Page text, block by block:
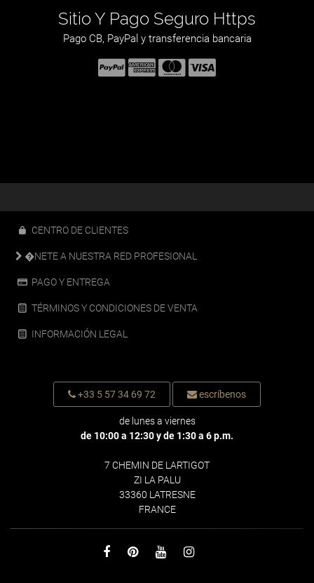
Sitio Y
Pago CB, PayPal
CENTRO DE CLIENTES
�NETE A NUESTRA RED PROFESIONAL
PAGO Y ENTREGA
TÉRMINOS Y CONDICIONES DE VENTA
INFORMACIÓN LEGAL
+33 5 57 34 69 72 escríbenos
de lunes a viernes
de 10:00 a 12:30 y de 1:30 a 6 p.m.
7 CHEMIN DE LARTIGOT
ZI LA PALU
33360 LATRESNE
FRANCE